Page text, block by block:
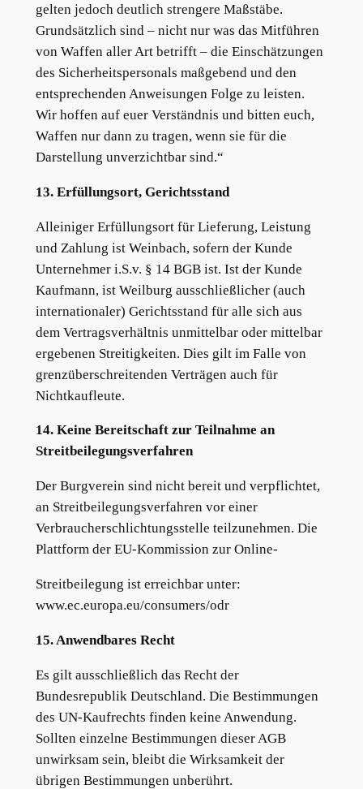
gelten jedoch deutlich strengere Maßstäbe.
Grundsätzlich sind – nicht nur was das Mitführen
von Waffen aller Art betrifft – die Einschätzungen
des Sicherheitspersonals maßgebend und den
entsprechenden Anweisungen Folge zu leisten.
Wir hoffen auf euer Verständnis und bitten euch,
Waffen nur dann zu tragen, wenn sie für die
Darstellung unverzichtbar sind.“
13. Erfüllungsort, Gerichtsstand
Alleiniger Erfüllungsort für Lieferung, Leistung
und Zahlung ist Weinbach, sofern der Kunde
Unternehmer i.S.v. § 14 BGB ist. Ist der Kunde
Kaufmann, ist Weilburg ausschließlicher (auch
internationaler) Gerichtsstand für alle sich aus
dem Vertragsverhältnis unmittelbar oder mittelbar
ergebenen Streitigkeiten. Dies gilt im Falle von
grenzüberschreitenden Verträgen auch für
Nichtkaufleute.
14. Keine Bereitschaft zur Teilnahme an
Streitbeilegungsverfahren
Der Burgverein sind nicht bereit und verpflichtet,
an Streitbeilegungsverfahren vor einer
Verbraucherschlichtungsstelle teilzunehmen. Die
Plattform der EU-Kommission zur Online-
Streitbeilegung ist erreichbar unter:
www.ec.europa.eu/consumers/odr
15. Anwendbares Recht
Es gilt ausschließlich das Recht der
Bundesrepublik Deutschland. Die Bestimmungen
des UN-Kaufrechts finden keine Anwendung.
Sollten einzelne Bestimmungen dieser AGB
unwirksam sein, bleibt die Wirksamkeit der
übrigen Bestimmungen unberührt.